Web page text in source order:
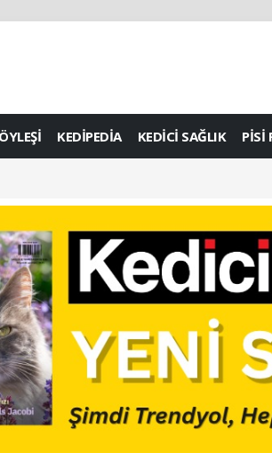
KEDİPEDİA KEDİCİ SAĞLIK PİSİ